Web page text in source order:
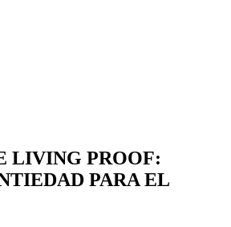
LIVING PROOF:
PARA EL